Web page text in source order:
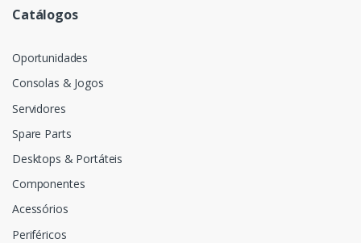
Catálogos
Oportunidades
Consolas & Jogos
Servidores
Spare Parts
Desktops & Portáteis
Componentes
Acessórios
Periféricos